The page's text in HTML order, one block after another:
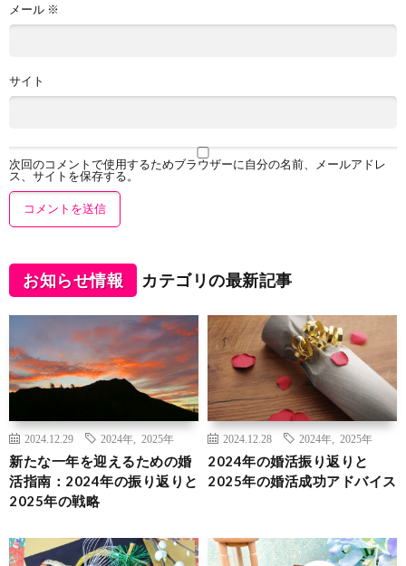
メール ※
サイト
次回のコメントで使用するためブラウザーに自分の名前、メールアドレ
ス、サイトを保存する。
お知らせ情報 カテゴリの最新記事
2024.12.29 2024年 2025年
新たな一年を迎えるための婚
活指南：2024年の振り返りと
2025年の戦略
2024.12.28 2024年 2025年
2024年の婚活振り返りと
2025年の婚活成功アドバイス